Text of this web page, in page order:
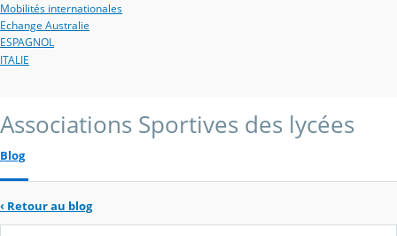
Mobilités internationales
Echange Australie
ESPAGNOL
ITALIE
Associations Sportives des lycées
Blog
‹ Retour au blog